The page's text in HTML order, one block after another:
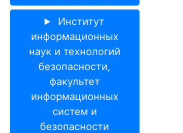
Институт
информационных
наук и технологий
безопасности,
факультет
информационных
систем и
безопасности